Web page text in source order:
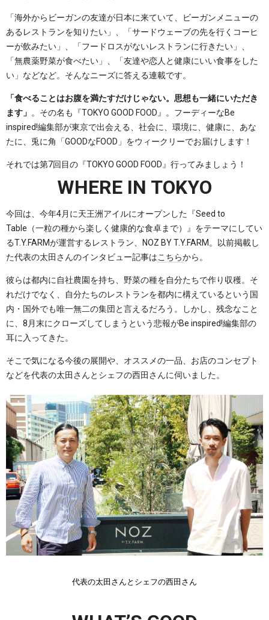
「海外からビーガンの友達が日本に来ていて、ビーガンメニューの
あるレストランを知りたい」、「サードウェーブの先を行くコーヒ
ーが飲みたい」、「フードロスがないレストランに行きたい」、
「無農薬野菜が食べたい」、「友達や恋人と健康にいい食事をした
い」などなど。そんなニーズに答える連載です。
「食べることはお腹を満たすだけじゃない。思想も一緒にいただき
ます」 。その名も『TOKYO GOOD FOOD』。フーディーなBe
inspired!編集部が東京で出会える、社会に、環境に、健康に、あな
たに、兎に角「GOODなFOOD」をウィークリーでお届けします！
それでは第7回目の『TOKYO GOOD FOOD』行ってみましょう！
WHERE IN TOKYO
今回は、今年4月に天王洲アイルにオープンした『Seed to
Table（一粒の種から楽しく健康的な食卓まで）』をテーマにしてい
るT.Y.FARMが運営するレストラン、NOZ BY T.Y.FARM。以前掲載し
た代表の太田さんのインタビュー記事はこちらから。
彼らは都内に自社農園を持ち、野菜の種を自分たちで作り収穫。そ
れだけでなく、自分たちのレストランを都内に構えているという国
内・国外でも唯一無二の集団と言えるだろう。しかし、残念なこと
に、8月末にクローズしてしまうという悲報がBe inspired!編集部の
耳に入ってきた。
そこで気になる今後の展開や、オススメの一品、お店のコンセプト
などを代表の太田さんとシェフの西田さんに伺いました。
代表の太田さんとシェフの西田さん